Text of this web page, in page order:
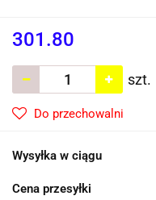
301.80
szt.
Do przechowalni
Wysyłka w ciągu
Cena przesyłki